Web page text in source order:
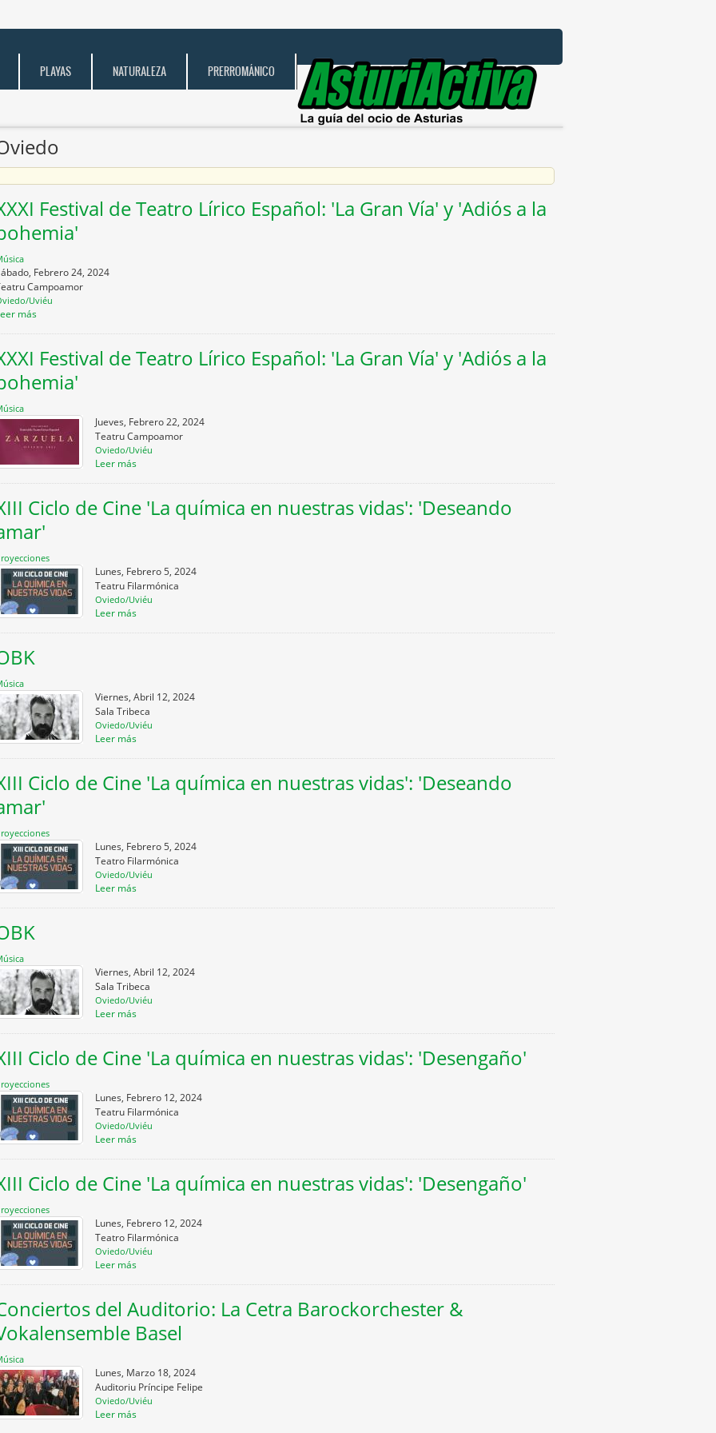
PLAYAS NATURALEZA PRERROMÁNICO
Festival de Teatro Lírico Español: 'La Gran Vía' y 'Adiós a la
Febrero 24, 2024
Campoamor
Uviéu
más
Festival de Teatro Lírico Español: 'La Gran Vía' y 'Adiós a la
Jueves, Febrero 22, 2024
Teatru Campoamor
Oviedo/Uviéu
Leer más
Ciclo de Cine 'La química en nuestras vidas': 'Deseando
Lunes, Febrero 5, 2024
Teatru Filarmónica
Oviedo/Uviéu
Leer más
Viernes, Abril 12, 2024
Sala Tribeca
Oviedo/Uviéu
Leer más
Ciclo de Cine 'La química en nuestras vidas': 'Deseando
Lunes, Febrero 5, 2024
Teatro Filarmónica
Oviedo/Uviéu
Leer más
Viernes, Abril 12, 2024
Sala Tribeca
Oviedo/Uviéu
Leer más
Ciclo de Cine 'La química en nuestras vidas': 'Desengaño'
Lunes, Febrero 12, 2024
Teatru Filarmónica
Oviedo/Uviéu
Leer más
Ciclo de Cine 'La química en nuestras vidas': 'Desengaño'
Lunes, Febrero 12, 2024
Teatro Filarmónica
Oviedo/Uviéu
Leer más
del Auditorio: La Cetra Barockorchester &
Basel
Lunes, Marzo 18, 2024
Auditoriu Príncipe Felipe
Oviedo/Uviéu
Leer más